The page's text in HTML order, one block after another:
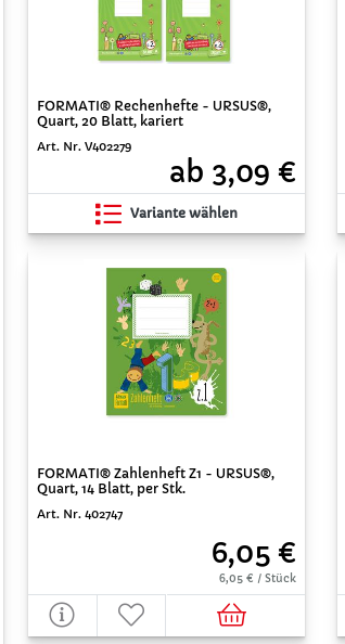
FORMATI® Rechenhefte - URSUS®,
Quart, 20 Blatt, kariert
Art. Nr. V402279
ab 3,09 €
Variante wählen
FORMATI® Zahlenheft Z1 - URSUS®,
Quart, 14 Blatt, per Stk.
Art. Nr. 402747
6,05 €
6,05 € / Stück